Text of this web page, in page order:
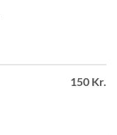
150 Kr.